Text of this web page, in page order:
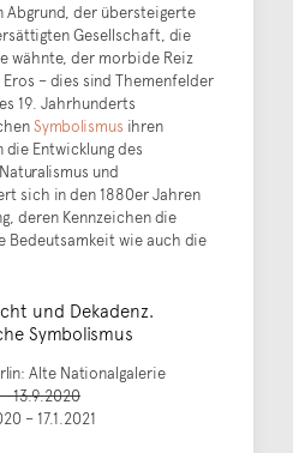
Abgrund, der übersteigerte
Gesellschaft, die
wähnte, der morbide Reiz
– dies sind Themenfelder
19. Jahrhunderts
Symbolismus ihren
die Entwicklung des
und
sich in den 1880er Jahren
deren Kennzeichen die
Bedeutsamkeit wie auch die
und Dekadenz.
Symbolismus
Alte Nationalgalerie
13.9.2020
– 17.1.2021